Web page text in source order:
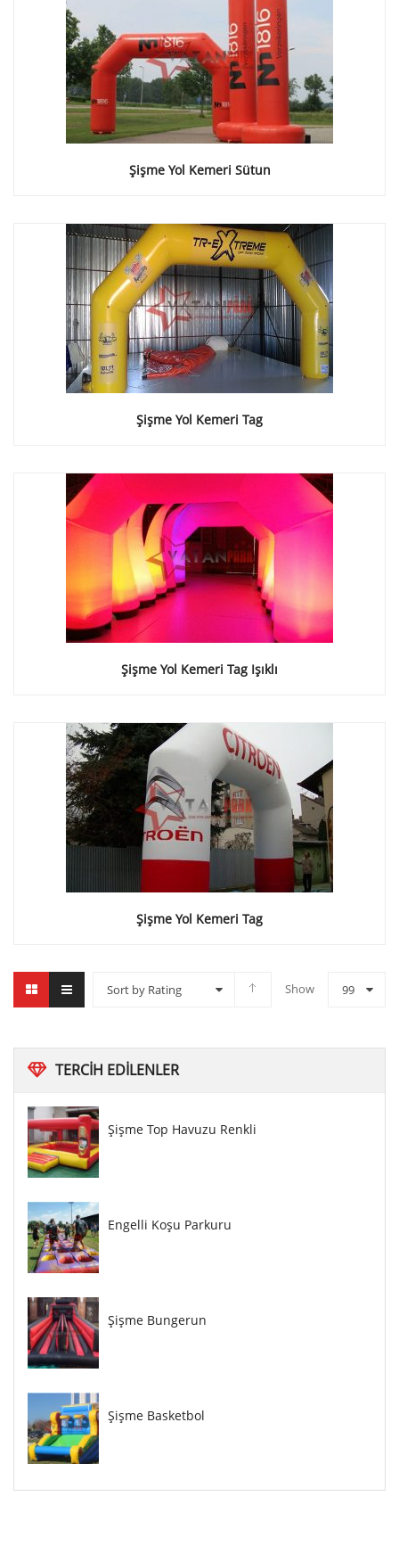
TERCIH EDILENLER
Şişme Top Havuzu Renkli
Engelli Koşu Parkuru
Şişme Bungerun
Şişme Basketbol
Şişme Yol Kemeri Sütun
Şişme Yol Kemeri Tag
Şişme Yol Kemeri Tag Işıklı
Şişme Yol Kemeri Tag
Sort by Rating Show 99